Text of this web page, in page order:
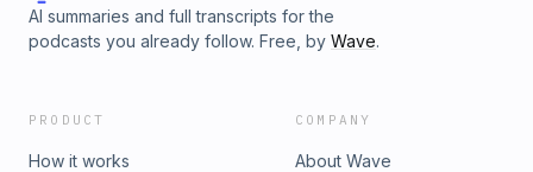
AI summaries and full transcripts for the
podcasts you already follow. Free, by Wave.
PRODUCT
How it works
COMPANY
About Wave